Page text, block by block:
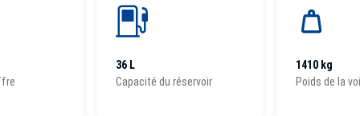
36 L
Capacité du réservoir
1410 kg
Poids de la